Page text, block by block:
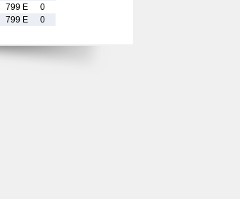
799 E
0
799 E 0